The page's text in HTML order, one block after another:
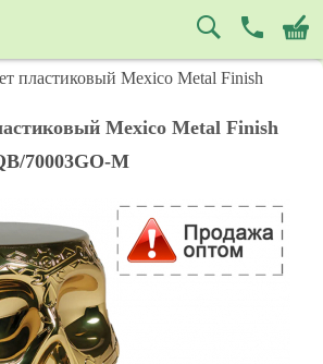
пластиковый Mexico Metal Finish
Mexico Metal Finish
70003GO-M